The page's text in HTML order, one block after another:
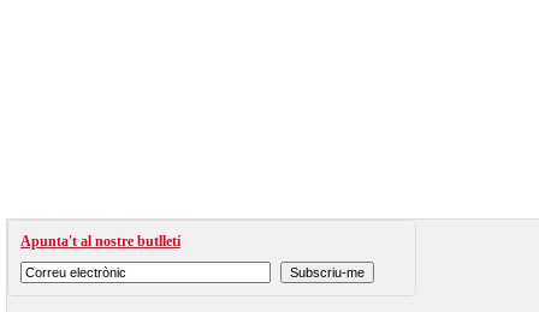
Apunta't al nostre butlletí